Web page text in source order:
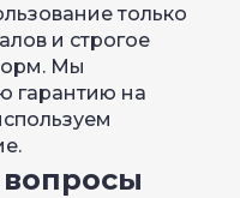
только
и строгое
Мы
гарантию на